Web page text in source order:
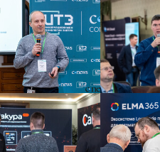
АО КБ Ситибанк
РП
Кондитерская
фабрика Победа
Директор по ИТ